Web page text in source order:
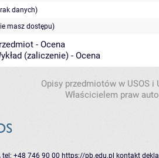
danych)
masz dostępu)
- Ocena
(zaliczenie) - Ocena
Opisy przedmiotów w USOS
Właścicielem praw
tel: +48 746 90 00 https://pb.edu.pl kontakt